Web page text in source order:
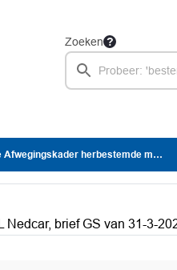
Zoeken
VDL Nedcar, brief GS van 31-3-2026 (GS DOC-00900176)
brief GS van 31-3-